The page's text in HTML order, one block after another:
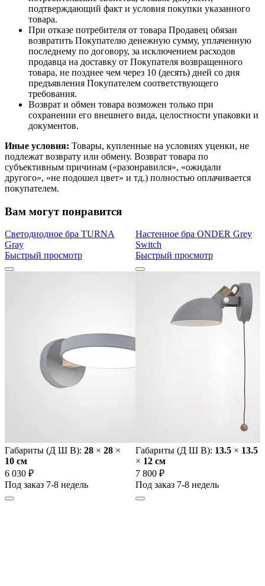
подтверждающий факт и условия покупки указанного
товара.
При отказе потребителя от товара Продавец обязан
возвратить Покупателю денежную сумму, уплаченную
последнему по договору, за исключением расходов
продавца на доставку от Покупателя возвращенного
товара, не позднее чем через 10 (десять) дней со дня
предъявления Покупателем соответствующего
требования.
Возврат и обмен товара возможен только при
сохранении его внешнего вида, целостности упаковки и
документов.
Иные условия: Товары, купленные на условиях уценки, не
подлежат возврату или обмену. Возврат товара по
субъективным причинам («разонравился», «ожидали
другого», «не подошел цвет» и тд.) полностью оплачивается
покупателем.
Вам могут понравится
Светодиодное бра TURNA
Gray
Быстрый просмотр
Габариты (Д Ш В): 28 × 28 ×
10 cм
6 030 ₽
Под заказ 7-8 недель
Настенное бра ONDER Grey
Switch
Быстрый просмотр
Габариты (Д Ш В): 13.5 × 13.5
× 12 cм
7 800 ₽
Под заказ 7-8 недель